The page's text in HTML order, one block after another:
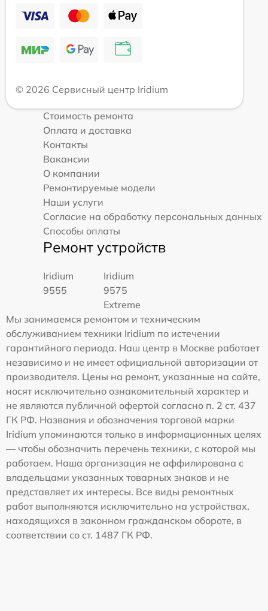
© 2026 Сервисный центр Iridium
Стоимость ремонта
Оплата и доставка
Контакты
Вакансии
О компании
Ремонтируемые модели
Наши услуги
Согласие на обработку персональных данных
Способы оплаты
Ремонт устройств
Iridium
9555
Iridium
9575
Extreme
Мы занимаемся ремонтом и техническим
обслуживанием техники Iridium по истечении
гарантийного периода. Наш центр в Москве работает
независимо и не имеет официальной авторизации от
производителя. Цены на ремонт, указанные на сайте,
носят исключительно ознакомительный характер и
не являются публичной офертой согласно п. 2 ст. 437
ГК РФ. Названия и обозначения торговой марки
Iridium упоминаются только в информационных целях
— чтобы обозначить перечень техники, с которой мы
работаем. Наша организация не аффилирована с
владельцами указанных товарных знаков и не
представляет их интересы. Все виды ремонтных
работ выполняются исключительно на устройствах,
находящихся в законном гражданском обороте, в
соответствии со ст. 1487 ГК РФ.